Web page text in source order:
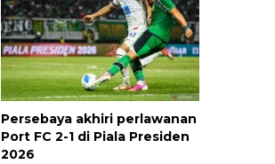
Persebaya akhiri perlawanan
Port FC 2-1 di Piala Presiden
2026